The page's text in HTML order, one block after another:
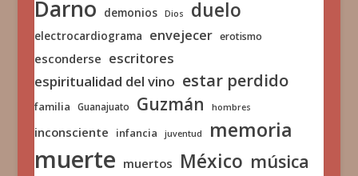
Darno demonios Dios duelo
electrocardiograma envejecer erotismo
esconderse escritores
espiritualidad del vino estar perdido
familia Guanajuato Guzmán hombres
inconsciente infancia juventud memoria
muerte muertos México música